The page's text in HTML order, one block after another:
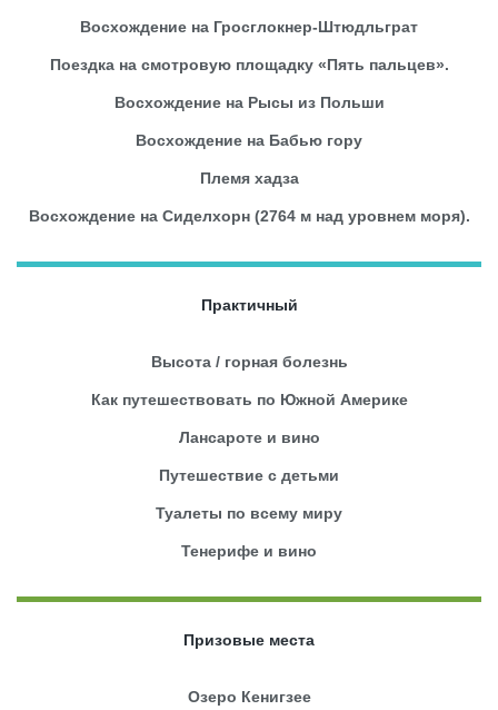
Восхождение на Гросглокнер-Штюдльграт
Поездка на смотровую площадку «Пять пальцев».
Восхождение на Рысы из Польши
Восхождение на Бабью гору
Племя хадза
Восхождение на Сиделхорн (2764 м над уровнем моря).
Практичный
Высота / горная болезнь
Как путешествовать по Южной Америке
Лансароте и вино
Путешествие с детьми
Туалеты по всему миру
Тенерифе и вино
Призовые места
Озеро Кенигзее